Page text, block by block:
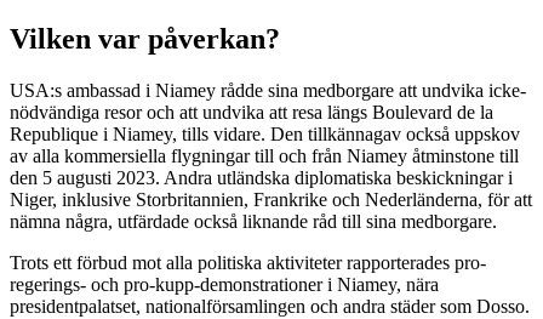
Vilken var påverkan?
USA:s ambassad i Niamey rådde sina medborgare att undvika icke-
nödvändiga resor och att undvika att resa längs Boulevard de la
Republique i Niamey, tills vidare. Den tillkännagav också uppskov
av alla kommersiella flygningar till och från Niamey åtminstone till
den 5 augusti 2023. Andra utländska diplomatiska beskickningar i
Niger, inklusive Storbritannien, Frankrike och Nederländerna, för att
nämna några, utfärdade också liknande råd till sina medborgare.
Trots ett förbud mot alla politiska aktiviteter rapporterades pro-
regerings- och pro-kupp-demonstrationer i Niamey, nära
presidentpalatset, nationalförsamlingen och andra städer som Dosso.